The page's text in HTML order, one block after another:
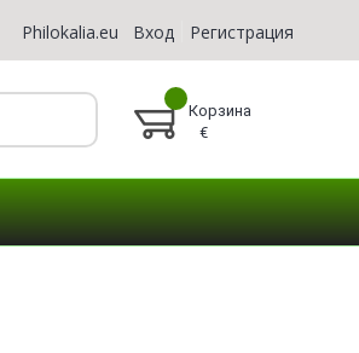
Philokalia.eu Вход Регистрация
Корзина
€